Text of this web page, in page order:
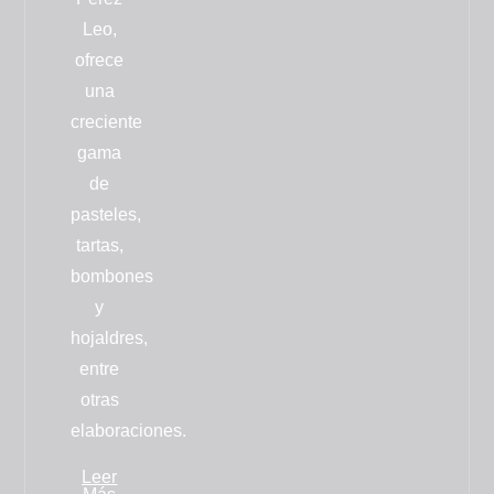
Leo,
ofrece
una
creciente
gama
de
pasteles,
tartas,
bombones
y
hojaldres,
entre
otras
elaboraciones.
Leer